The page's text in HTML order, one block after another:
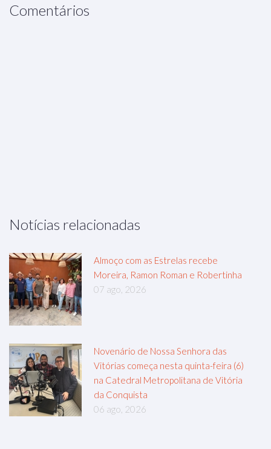
Comentários
Notícias relacionadas
Almoço com as Estrelas recebe
Moreira, Ramon Roman e Robertinha
07 ago, 2026
Novenário de Nossa Senhora das
Vitórias começa nesta quinta-feira (6)
na Catedral Metropolitana de Vitória
da Conquista
06 ago, 2026